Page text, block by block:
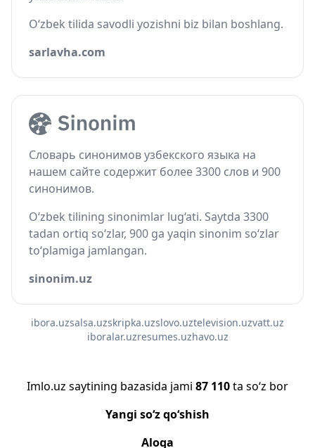
O‘zbek tilida savodli yozishni biz bilan boshlang.
sarlavha.com
Словарь синонимов узбекского языка на
нашем сайте содержит более 3300 слов и 900
синонимов.
O‘zbek tilining sinonimlar lug‘ati. Saytda 3300
tadan ortiq so‘zlar, 900 ga yaqin sinonim so‘zlar
to‘plamiga jamlangan.
sinonim.uz
ibora.uzsalsa.uzskripka.uzslovo.uztelevision.uzvatt.uz
iboralar.uzresumes.uzhavo.uz
Imlo.uz saytining bazasida jami 87 110ta so‘z bor
Yangi so‘z qo‘shish
Aloqa